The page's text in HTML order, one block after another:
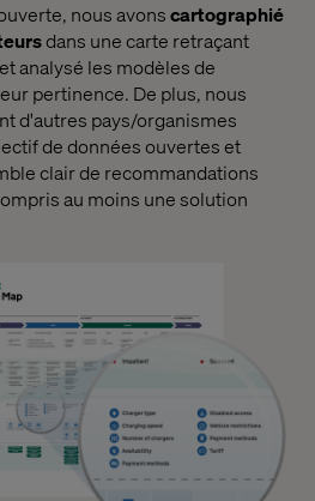
nous avonscartographié
dans une carte retraçant
analysé les modèles de
pertinence. De plus, nous
d'autres pays/organismes
de données ouvertes et
clair de recommandations
au moins une solution